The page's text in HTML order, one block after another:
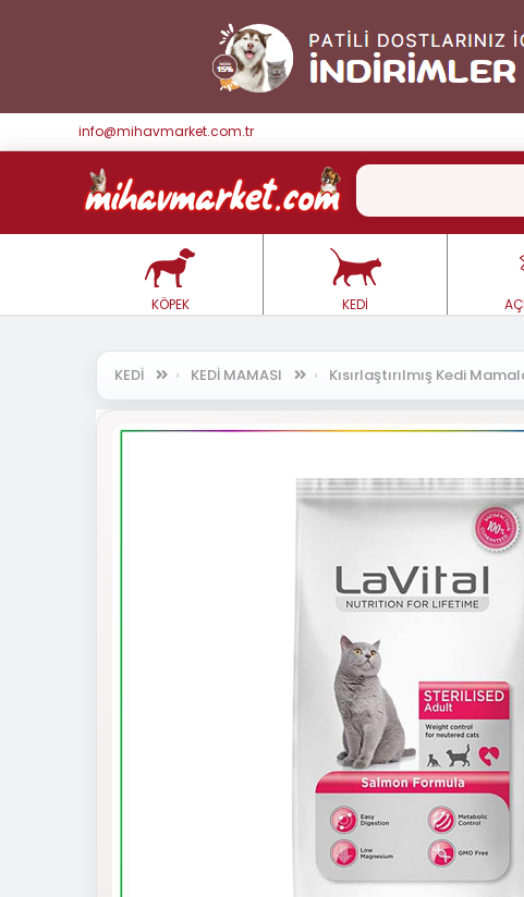
info@mihavmarket.com.tr
KÖPEK KEDİ
KEDİ KEDİ MAMASI Kısırlaştırılmış Kedi